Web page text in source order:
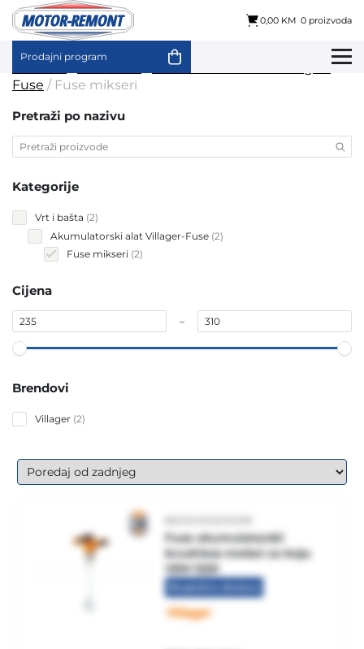
content
0,00 KM 0 proizvoda
Prodajni program
Početna Vrt i bašta
Akumulatorski alat Villager-
Fuse / Fuse mikseri
Pretraži po nazivu
Kategorije
Vrt i bašta 22
Akumulatorski alat Villager-Fuse 22
Fuse mikseri 22
Cijena
–
Brendovi
Villager 22
Fuse akumulatorski
brushless mešač za boju
VEM 1220